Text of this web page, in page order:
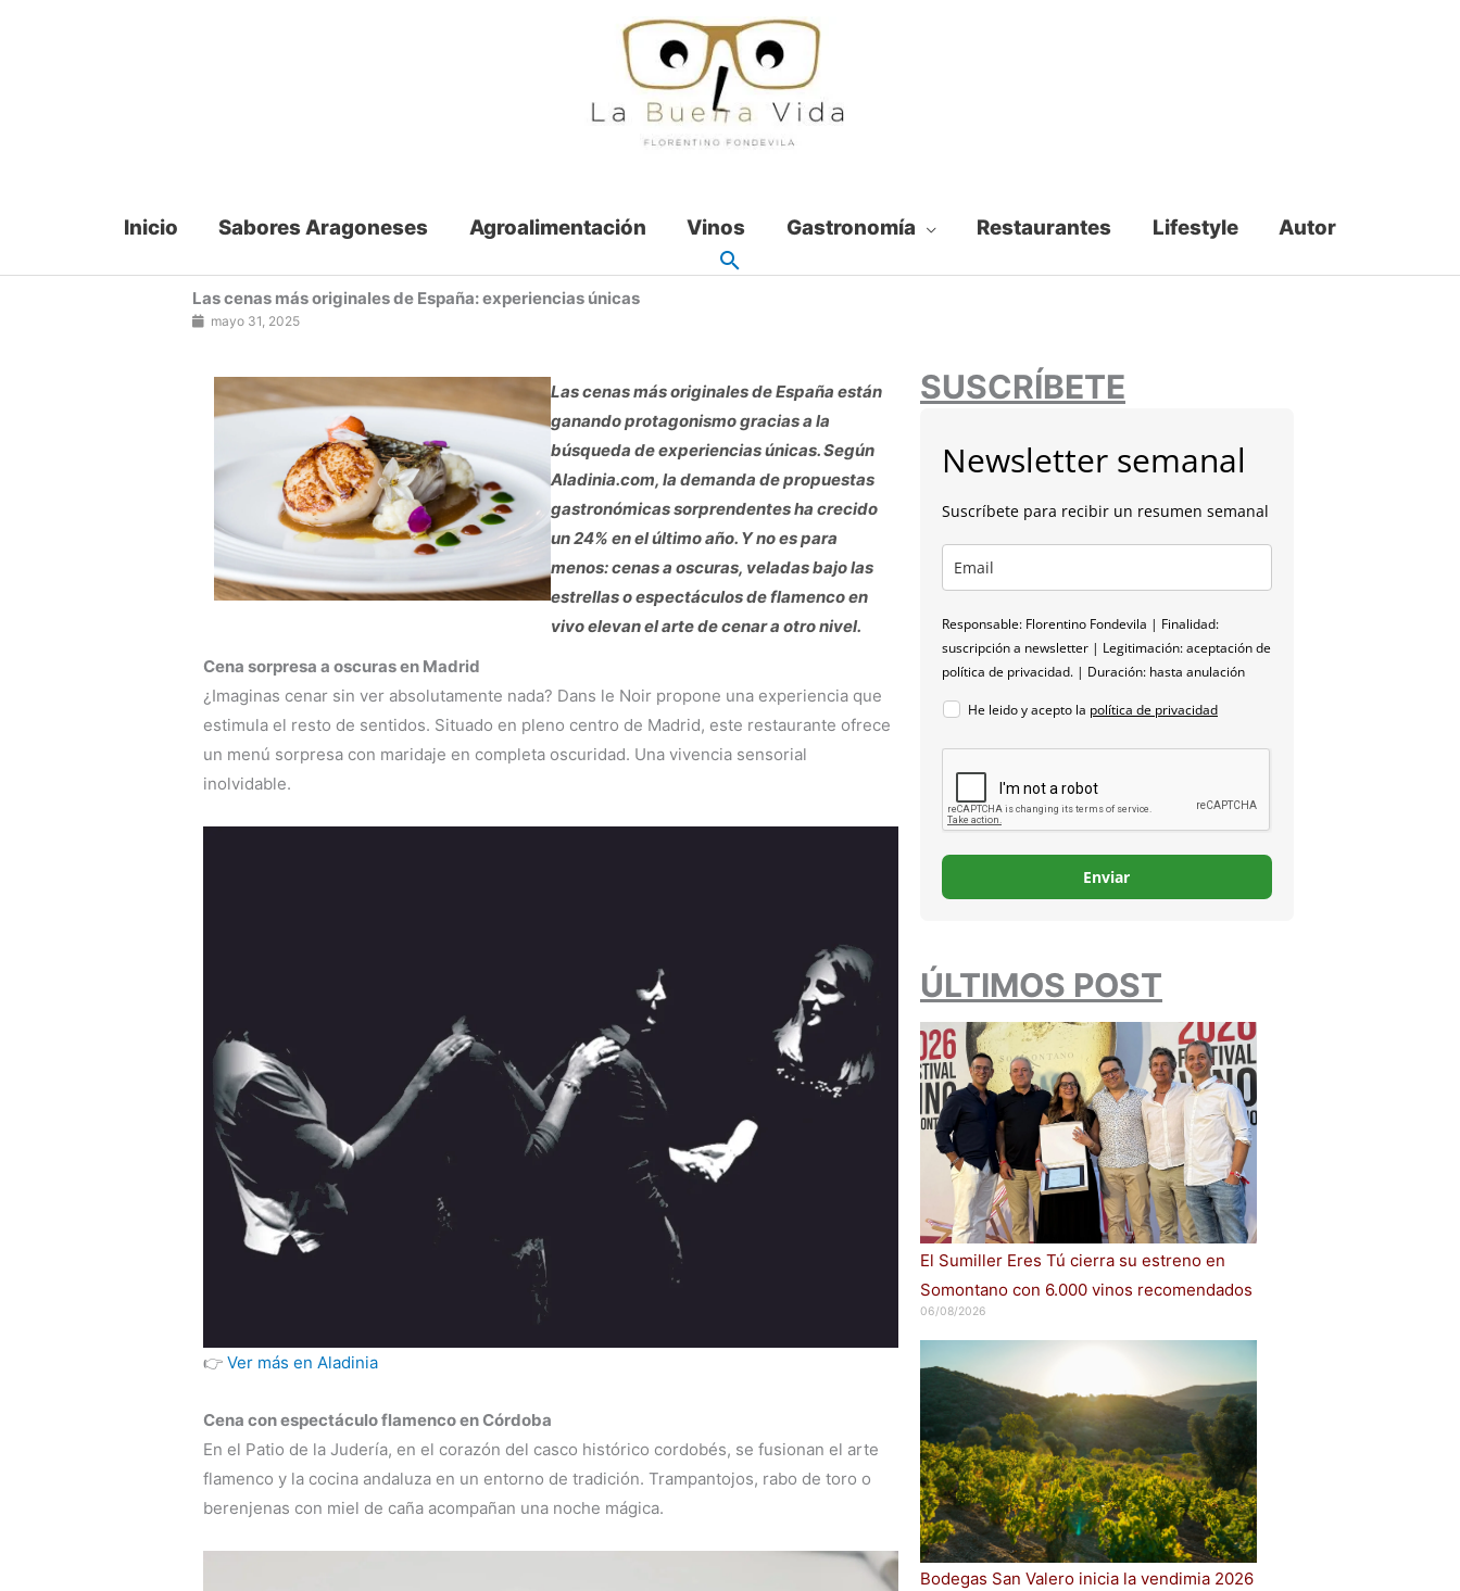
Inicio Sabores Aragoneses Agroalimentación Vinos Gastronomía Restaurantes Lifestyle Autor
Las cenas más originales de España: experiencias únicas
mayo 31, 2025
Las cenas más originales de España están
ganando protagonismo gracias a la
búsqueda de experiencias únicas. Según
Aladinia.com, la demanda de propuestas
gastronómicas sorprendentes ha crecido
un 24% en el último año. Y no es para
menos: cenas a oscuras, veladas bajo las
estrellas o espectáculos de flamenco en
vivo elevan el arte de cenar a otro nivel.
Cena sorpresa a oscuras en Madrid
¿Imaginas cenar sin ver absolutamente nada? Dans le Noir propone una experiencia que
estimula el resto de sentidos. Situado en pleno centro de Madrid, este restaurante ofrece
un menú sorpresa con maridaje en completa oscuridad. Una vivencia sensorial
inolvidable.
👉 Ver más en Aladinia
Cena con espectáculo flamenco en Córdoba
En el Patio de la Judería, en el corazón del casco histórico cordobés, se fusionan el arte
flamenco y la cocina andaluza en un entorno de tradición. Trampantojos, rabo de toro o
berenjenas con miel de caña acompañan una noche mágica.
SUSCRÍBETE
Newsletter semanal
Suscríbete para recibir un resumen semanal
Responsable: Florentino Fondevila | Finalidad:
suscripción a newsletter | Legitimación: aceptación de
política de privacidad. | Duración: hasta anulación
He leido y acepto la política de privacidad
Enviar
ÚLTIMOS POST
El Sumiller Eres Tú cierra su estreno en
Somontano con 6.000 vinos recomendados
06/08/2026
Bodegas San Valero inicia la vendimia 2026